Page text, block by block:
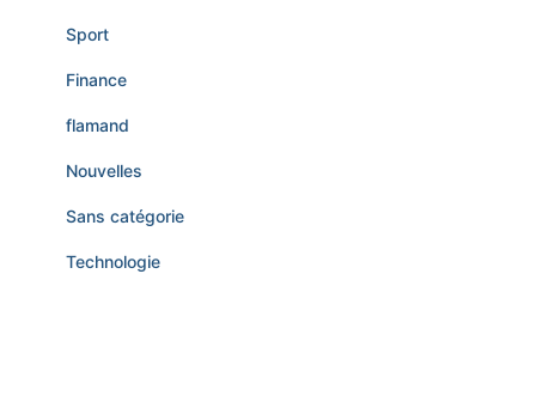
Sport
Finance
flamand
Nouvelles
Sans catégorie
Technologie